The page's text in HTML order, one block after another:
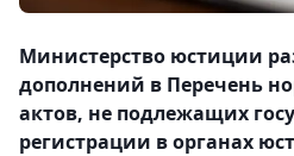
Министерство юстиции
дополнений в Перечень
актов, не подлежащих
регистрации в органах